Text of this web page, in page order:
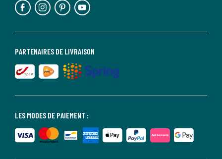
LES MODES DE PAIEMENT :
PARTENAIRES DE LIVRAISON